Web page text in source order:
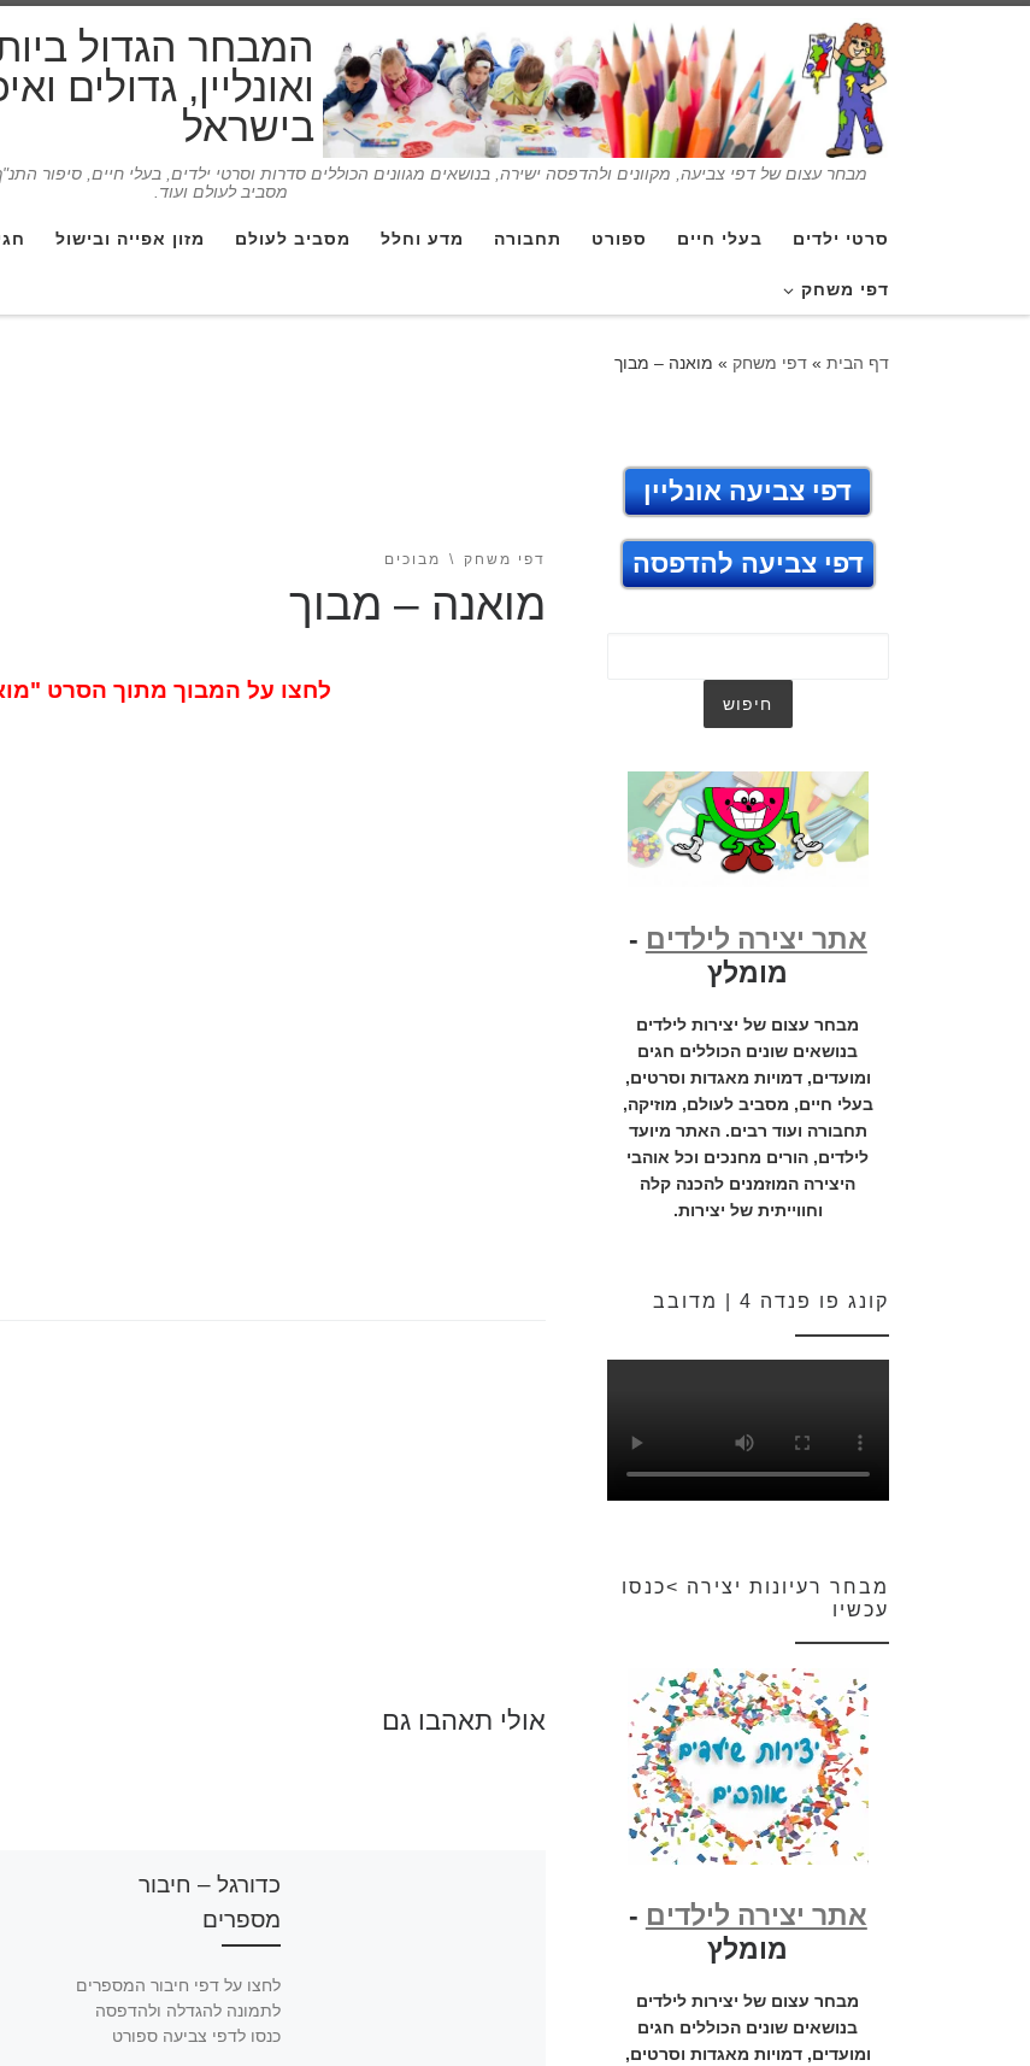
המבחר הגדול
ואונליין, גדולים
בישראל
מבחר עצום של דפי צביעה, מקוונים ולהדפסה ישירה, בנושאים מגוונים הכוללים סדרות וסרטי ילדים, בעלי חיים, סיפור
מסביב לעולם ועוד.
סרטי ילדים בעלי חיים ספורט תחבורה מדע וחלל מסביב לעולם מזון אפייה ובישול
דפי משחק
דף הבית » דפי משחק » מואנה – מבוך
דפי משחק מבוכים
מואנה – מבוך
לחצו על המבוך מתוך הסרט
אולי תאהבו גם
כדורגל – חיבור
מספרים
לחצו על דפי חיבור המספרים
לתמונה להגדלה ולהדפסה
כנסו לדפי צביעה ספורט
דפי צביעה אונליין
דפי צביעה להדפסה
אתר יצירה לילדים -
מומלץ
מבחר עצום של יצירות לילדים
בנושאים שונים הכוללים חגים
ומועדים, דמויות מאגדות וסרטים,
בעלי חיים, מסביב לעולם, מוזיקה,
תחבורה ועוד רבים. האתר מיועד
לילדים, הורים מחנכים וכל אוהבי
היצירה המוזמנים להכנה קלה
וחווייתית של יצירות.
קונג פו פנדה 4 | מדובב
מבחר רעיונות יצירה >כנסו
עכשיו
אתר יצירה לילדים -
מומלץ
מבחר עצום של יצירות לילדים
בנושאים שונים הכוללים חגים
ומועדים, דמויות מאגדות וסרטים,